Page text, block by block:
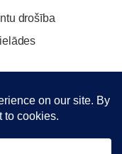
drošība